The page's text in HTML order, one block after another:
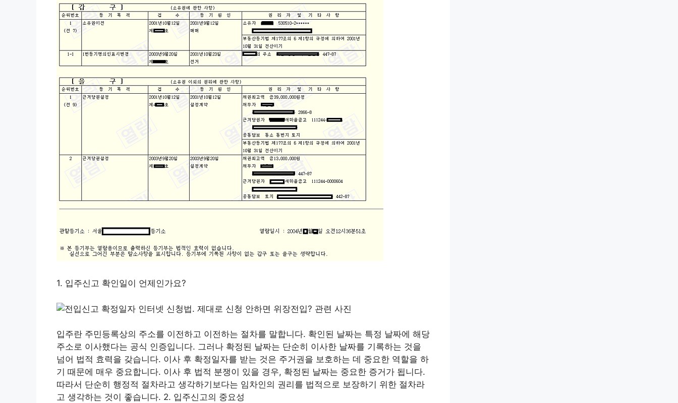
1. 입주신고 확인일이 언제인가요?
입주란 주민등록상의 주소를 이전하고 이전하는 절차를 말합니다. 확인된 날짜는 특정 날짜에 해당
주소로 이사했다는 공식 인증입니다. 그러나 확정된 날짜는 단순히 이사한 날짜를 기록하는 것을
넘어 법적 효력을 갖습니다. 이사 후 확정일자를 받는 것은 주거권을 보호하는 데 중요한 역할을 하
기 때문에 매우 중요합니다. 이사 후 법적 분쟁이 있을 경우, 확정된 날짜는 중요한 증거가 됩니다.
따라서 단순히 행정적 절차라고 생각하기보다는 임차인의 권리를 법적으로 보장하기 위한 절차라
고 생각하는 것이 좋습니다. 2. 입주신고의 중요성